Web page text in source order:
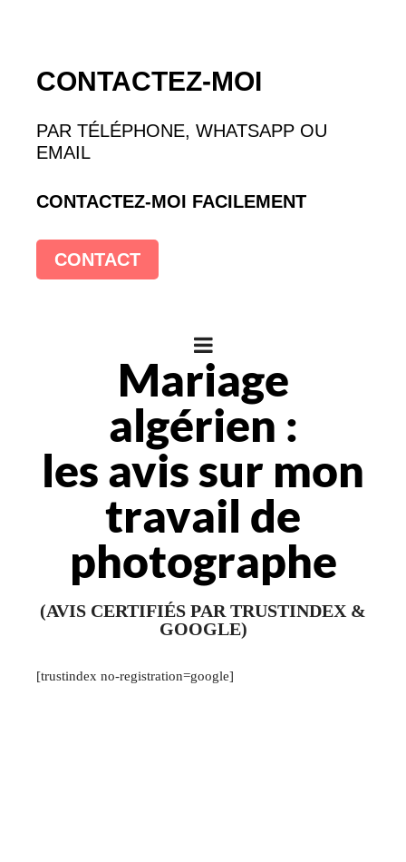
CONTACTEZ-MOI
PAR TÉLÉPHONE, WHATSAPP OU
EMAIL
CONTACTEZ-MOI FACILEMENT
CONTACT
Mariage
algérien :
les avis sur mon
travail de
photographe
(AVIS CERTIFIÉS PAR TRUSTINDEX &
GOOGLE)
[trustindex no-registration=google]